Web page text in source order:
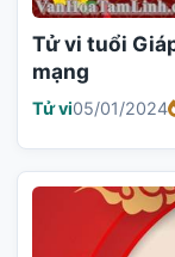
Tử vi tuổi
mạng
Tử vi05/01/2024